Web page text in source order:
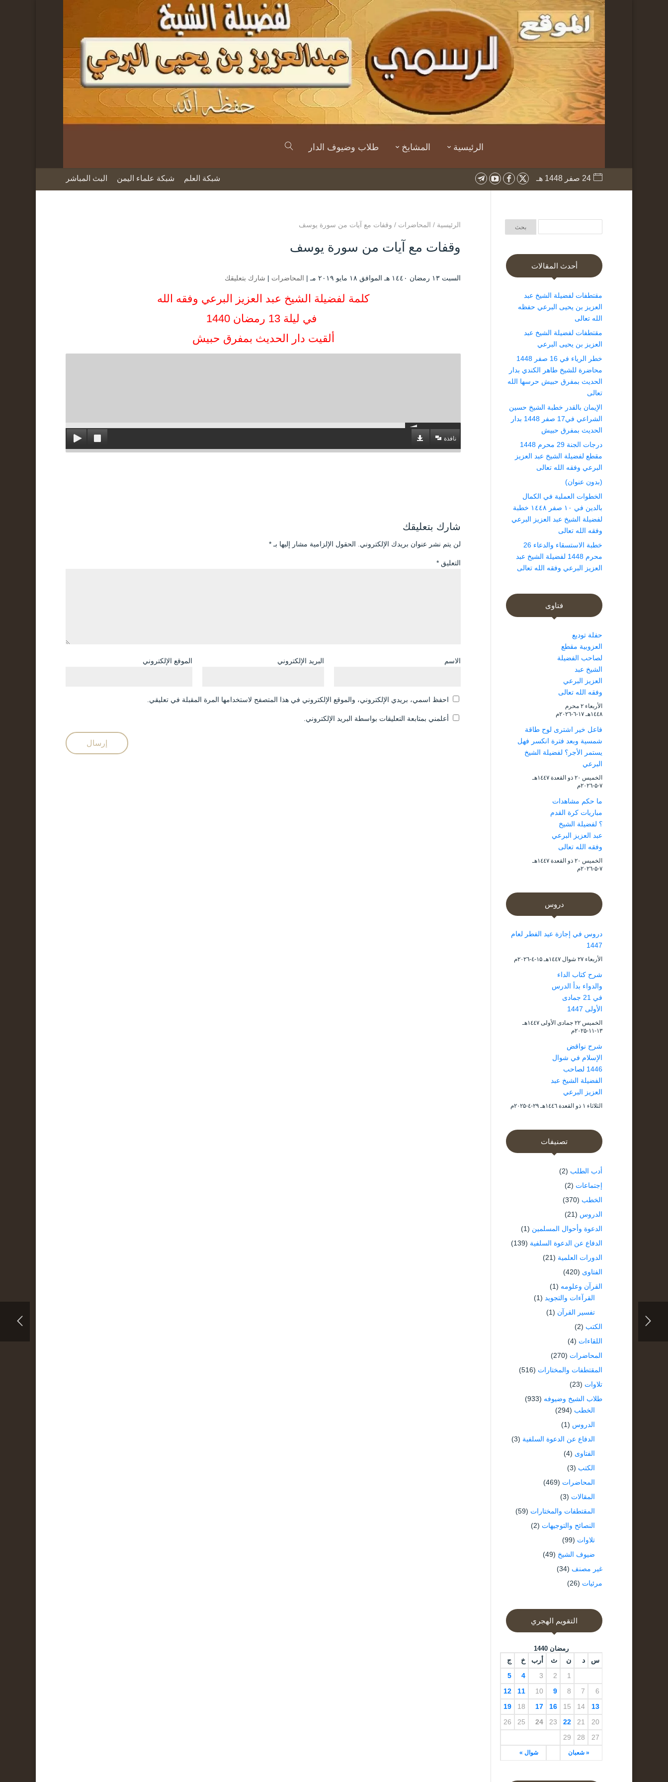
الرئيسية المشايخ طلاب وضيوف الدار
24 صفر 1448 هـ شبكة العلم شبكة علماء اليمن البث المباشر
الرئيسية / المحاضرات / وقفات مع آيات من سورة يوسف
وقفات مع آيات من سورة يوسف
السبت ۱۳ رمضان ۱٤٤۰ هـ الموافق ۱۸ مايو ۲۰۱۹ مـ | المحاضرات | شارك بتعليقك
كلمة لفضيلة الشيخ عبد العزيز البرعي وفقه الله
في ليلة 13 رمضان 1440
ألقيت دار الحديث بمفرق حبيش
نافذة
شارك بتعليقك
لن يتم نشر عنوان بريدك الإلكتروني. الحقول الإلزامية مشار إليها بـ *
التعليق *
الاسم البريد الإلكتروني الموقع الإلكتروني
احفظ اسمي، بريدي الإلكتروني، والموقع الإلكتروني في هذا المتصفح لاستخدامها المرة المقبلة في تعليقي.
أعلمني بمتابعة التعليقات بواسطة البريد الإلكتروني.
أحدث المقالات
مقتطفات لفضيلة الشيخ عبد
العزيز بن يحيى البرعي حفظه
الله تعالى
مقتطفات لفضيلة الشيخ عبد
العزيز بن يحيى البرعي
خطر الرياء في 16 صفر 1448
محاضرة للشيخ طاهر الكندي بدار
الحديث بمفرق حبيش حرسها الله
تعالى
الإيمان بالقدر خطبة الشيخ حسين
الشراعي في17 صفر 1448 بدار
الحديث بمفرق حبيش
درجات الجنة 29 محرم 1448
مقطع لفضيلة الشيخ عبد العزيز
البرعي وفقه الله تعالى
(بدون عنوان)
الخطوات العملية في الكمال
بالدين في ١٠ صفر ١٤٤٨ خطبة
لفضيلة الشيخ عبد العزيز البرعي
وفقه الله تعالى
خطبة الاستسقاء والدعاء 26
محرم 1448 لفضيلة الشيخ عبد
العزيز البرعي وفقه الله تعالى
فتاوى
حفلة توديع
العزوبية مقطع
لصاحب الفضيلة
الشيخ عبد
العزيز البرعي
وفقه الله تعالى
الأربعاء ۲ محرم
۱٤٤۸هـ ۱۷-٦-۲۰۲٦م
فاعل خير اشترى لوح طاقة
شمسية وبعد فترة انكسر فهل
يستمر الأجر؟ لفضيلة الشيخ
البرعي
الخميس ۲۰ ذو القعدة ۱٤٤۷هـ
۷-۵-۲۰۲٦م
ما حكم مشاهدات
مباريات كرة القدم
؟ لفضيلة الشيخ
عبد العزيز البرعي
وفقه الله تعالى
الخميس ۲۰ ذو القعدة ۱٤٤۷هـ
۷-۵-۲۰۲٦م
دروس
دروس في إجازة عيد الفطر لعام
1447
الأربعاء ۲۷ شوال ۱٤٤۷هـ ۱۵-٤-۲۰۲٦م
شرح كتاب الداء
والدواء بدأ الدرس
في 21 جمادى
الأولى 1447
الخميس ۲۲ جمادى الأولى ۱٤٤۷هـ
۱۳-۱۱-۲۰۲۵م
شرح نواقض
الإسلام في شوال
1446 لصاحب
الفضيلة الشيخ عبد
العزيز البرعي
الثلاثاء ۱ ذو القعدة ۱٤٤٦هـ ۲۹-٤-۲۰۲۵م
تصنيفات
أدب الطلب (2)
إجتماعات (2)
الخطب (370)
الدروس (21)
الدعوة وأحوال المسلمين (1)
الدفاع عن الدعوة السلفية (139)
الدورات العلمية (21)
الفتاوى (420)
القرآن وعلومه (1)
القرآءات والتجويد (1)
تفسير القرآن (1)
الكتب (2)
اللقاءات (4)
المحاضرات (270)
المقتطفات والمختارات (516)
تلاوات (23)
طلاب الشيخ وضيوفه (933)
الخطب (294)
الدروس (1)
الدفاع عن الدعوة السلفية (3)
الفتاوى (4)
الكتب (3)
المحاضرات (469)
المقالات (3)
المقتطفات والمختارات (59)
النصائح والتوجيهات (2)
تلاوات (99)
ضيوف الشيخ (49)
غير مصنف (34)
مرئيات (26)
التقويم الهجري
رمضان 1440
س د ن ث أرب خ ج
« شعبان شوال »
1
2
3
4
5
6
7
8
9
10
11
12
13
14
15
16
17
18
19
20
21
22
23
24
25
26
27
28
29